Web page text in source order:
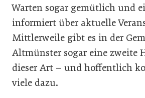
Warten sogar gemütlich und
informiert über aktuelle
Mittlerweile gibt es in der
Altmünster sogar eine zweite
dieser Art – und hoffentlich
viele dazu.